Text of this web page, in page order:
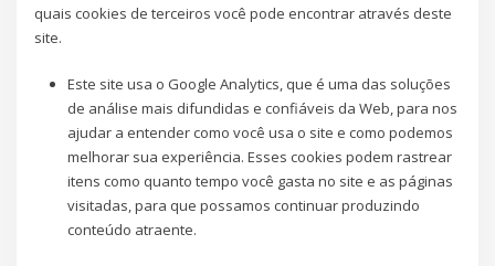
quais cookies de terceiros você pode encontrar através deste
site.
Este site usa o Google Analytics, que é uma das soluções
de análise mais difundidas e confiáveis ​​da Web, para nos
ajudar a entender como você usa o site e como podemos
melhorar sua experiência. Esses cookies podem rastrear
itens como quanto tempo você gasta no site e as páginas
visitadas, para que possamos continuar produzindo
conteúdo atraente.